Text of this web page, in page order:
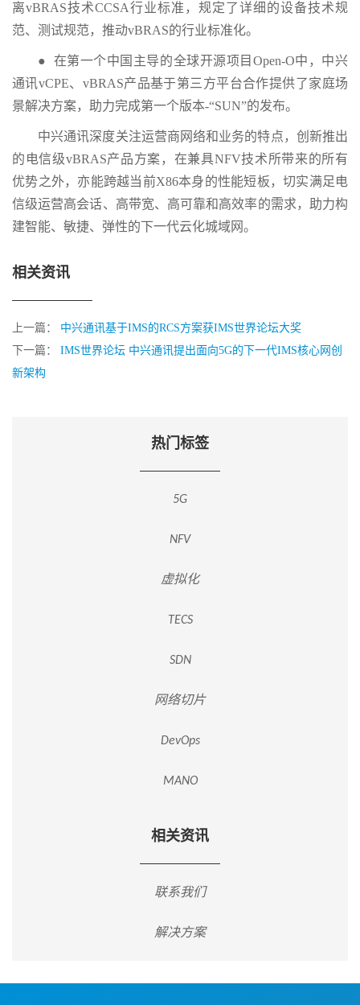
离vBRAS技术CCSA行业标准，规定了详细的设备技术规
范、测试规范，推动vBRAS的行业标准化。
● 在第一个中国主导的全球开源项目Open-O中，中兴
通讯vCPE、vBRAS产品基于第三方平台合作提供了家庭场
景解决方案，助力完成第一个版本-“SUN”的发布。
中兴通讯深度关注运营商网络和业务的特点，创新推出
的电信级vBRAS产品方案，在兼具NFV技术所带来的所有
优势之外，亦能跨越当前X86本身的性能短板，切实满足电
信级运营高会话、高带宽、高可靠和高效率的需求，助力构
建智能、敏捷、弹性的下一代云化城域网。
相关资讯
上一篇： 中兴通讯基于IMS的RCS方案获IMS世界论坛大奖
下一篇： IMS世界论坛 中兴通讯提出面向5G的下一代IMS核心网创
新架构
热门标签
5G
NFV
虚拟化
TECS
SDN
网络切片
DevOps
MANO
相关资讯
联系我们
解决方案